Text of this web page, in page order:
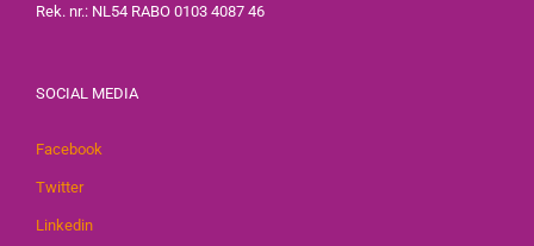
Rek. nr.: NL54 RABO 0103 4087 46
SOCIAL MEDIA
Facebook
Twitter
Linkedin